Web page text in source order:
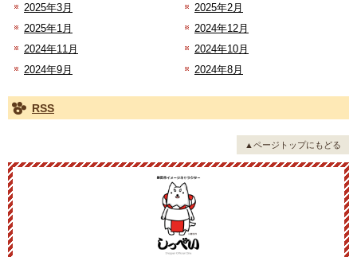
2025年3月
2025年2月
2025年1月
2024年12月
2024年11月
2024年10月
2024年9月
2024年8月
RSS
▲ページトップにもどる